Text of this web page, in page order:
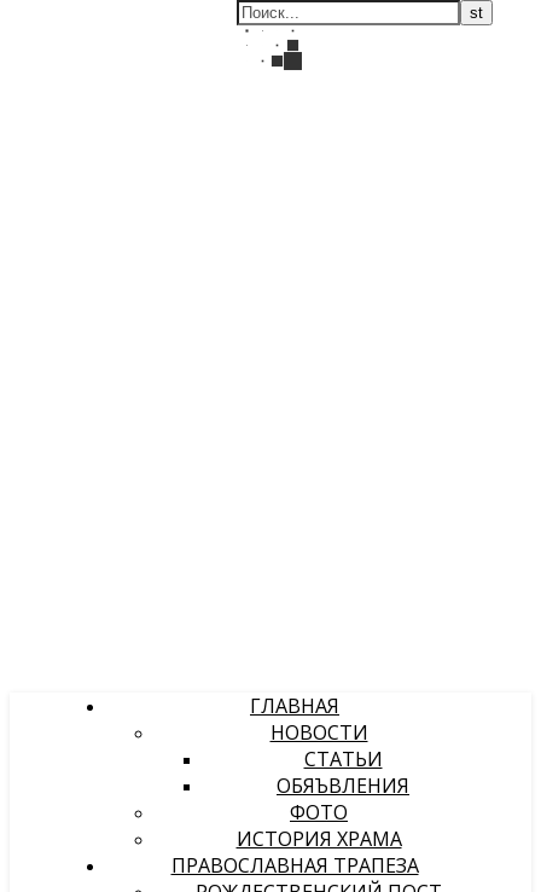
ГЛАВНАЯ
НОВОСТИ
СТАТЬИ
ОБЯЪВЛЕНИЯ
ФОТО
ИСТОРИЯ ХРАМА
ПРАВОСЛАВНАЯ ТРАПЕЗА